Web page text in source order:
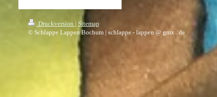
Druckversion | Sitemap
© Schlappe Lappen Bochum | schlappe - lappen @ gmx . de